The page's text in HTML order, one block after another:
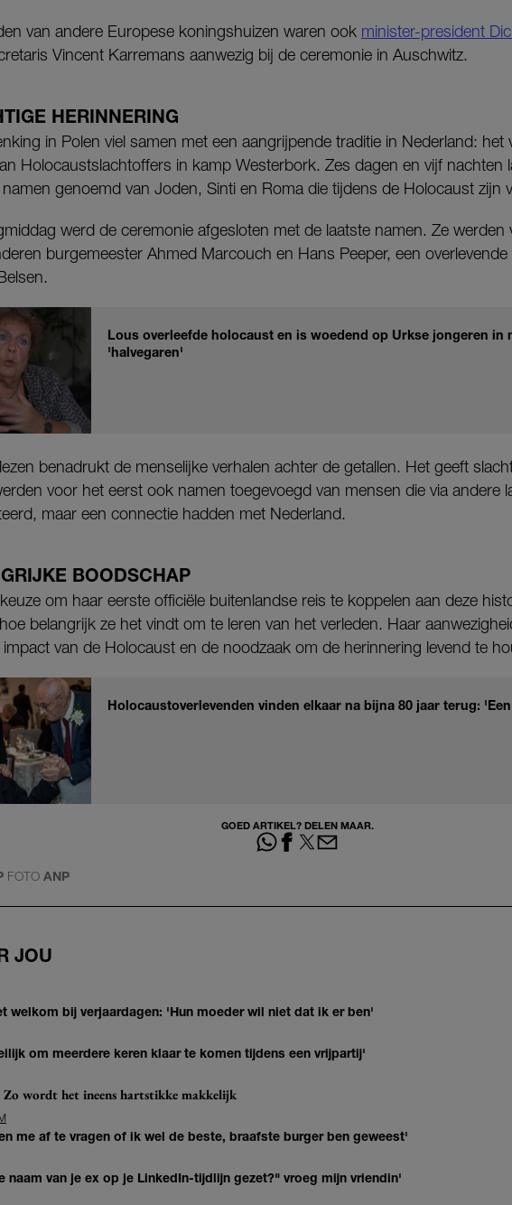
van andere Europese koningshuizen waren ook minister-president
Vincent Karremans aanwezig bij de ceremonie in Auschwitz.
HERINNERING
in Polen viel samen met een aangrijpende traditie in Nederland: het
Holocaustslachtoffers in kamp Westerbork. Zes dagen en vijf nachten
genoemd van Joden, Sinti en Roma die tijdens de Holocaust zijn
werd de ceremonie afgesloten met de laatste namen. Ze werden
burgemeester Ahmed Marcouch en Hans Peeper, een
Lous overleefde holocaust en is woedend op Urkse jongeren in
'halvegaren'
benadrukt de menselijke verhalen achter de getallen. Het geeft
voor het eerst ook namen toegevoegd van mensen die via andere
maar een connectie hadden met Nederland.
BOODSCHAP
keuze om haar eerste officiële buitenlandse reis te koppelen aan deze
belangrijk ze het vindt om te leren van het verleden. Haar
impact van de Holocaust en de noodzaak om de herinnering levend te
Holocaustoverlevenden vinden elkaar na bijna 80 jaar terug:
GOED ARTIKEL? DELEN MAAR.
FOTO ANP
JOU
welkom bij verjaardagen: 'Hun moeder wil niet dat ik er ben'
om meerdere keren klaar te komen tijdens een vrijpartij'
Zo wordt het ineens hartstikke makkelijk
me af te vragen of ik wel de beste, braafste burger ben geweest'
naam van je ex op je LinkedIn-tijdlijn gezet?" vroeg mijn vriendin'